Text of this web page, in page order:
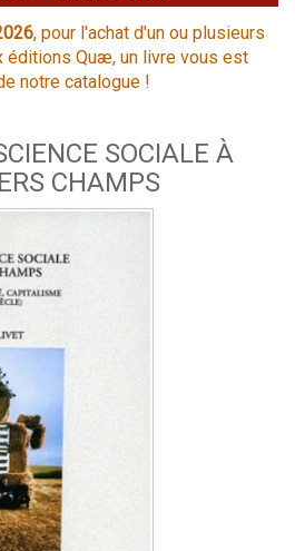
, pour l'achat d'un ou plusieurs
éditions Quæ, un livre vous est
notre catalogue !
SOCIALE À
CHAMPS